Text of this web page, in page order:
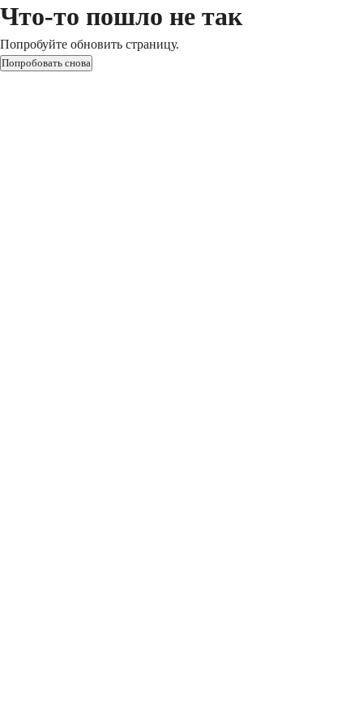
Что-то пошло не так
Попробуйте обновить страницу.
Попробовать снова